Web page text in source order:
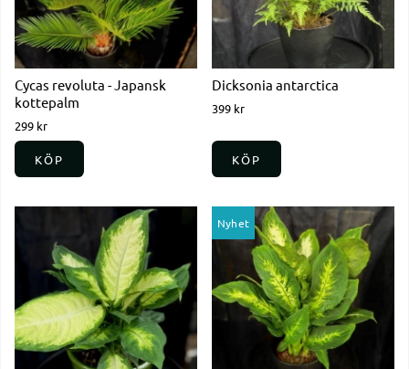
Cycas revoluta - Japansk
kottepalm
299 kr
KÖP
Dicksonia antarctica
399 kr
KÖP
Nyhet